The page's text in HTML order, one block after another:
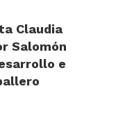
Claudia
Salomón
e